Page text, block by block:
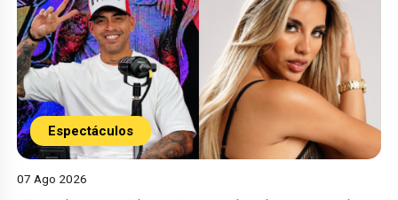
Espectáculos
07 Ago 2026